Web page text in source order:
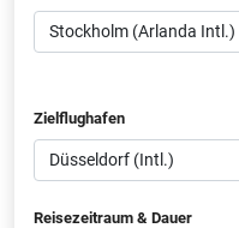
Zielflughafen
Reisezeitraum & Dauer